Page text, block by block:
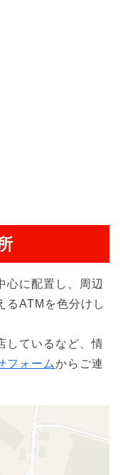
に配置し、周辺
るATMを色分けし
しているなど、情
フォームからご連